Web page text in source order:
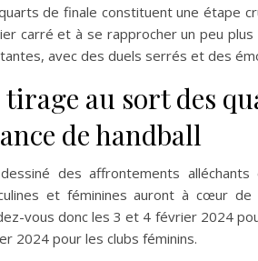
de finale constituent une étape
carré et à se rapprocher un peu plus
avec des duels serrés et des
tirage au sort des
de handball
des affrontements
et féminines auront à cœur
vous donc les 3 et 4 février 2024
2024 pour les clubs féminins.